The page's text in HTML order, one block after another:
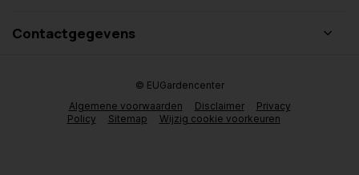
Contactgegevens
Algemene voorwaarden Disclaimer
Privacy
Policy
Sitemap Wijzig cookie voorkeuren
© EUGardencenter